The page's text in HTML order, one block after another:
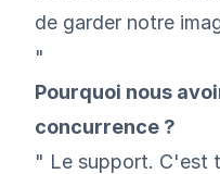
de garder notre
"
Pourquoi nous
concurrence ?
" Le support. C'est